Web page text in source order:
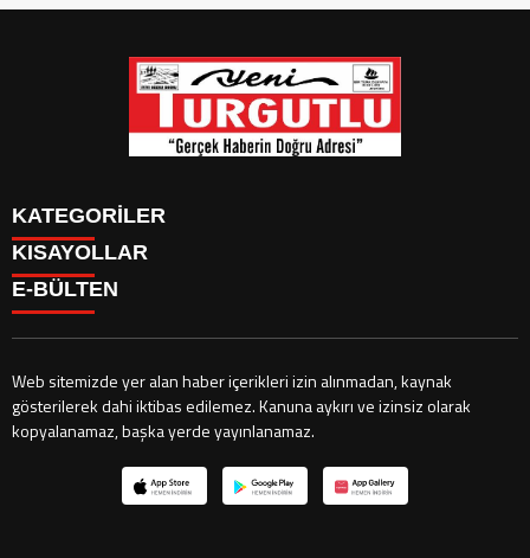
KATEGORİLER
GÜNDEM
SİYASET
CANLI BORSA
HİSSELER
PARİTELER
CANLI SONUÇLAR
KISAYOLLAR
GÜNDEM
SİYASET
CANLI BORSA
HİSSELER
E-BÜLTEN
yeniturgutlu.come-bültenine abone olarak, tarafınıza haber, duyuru
ve kampanya içerikli e-postaların gönderilmesini kabul etmiş olursunuz.
Web sitemizde yer alan haber içerikleri izin alınmadan, kaynak
gösterilerek dahi iktibas edilemez. Kanuna aykırı ve izinsiz olarak
kopyalanamaz, başka yerde yayınlanamaz.